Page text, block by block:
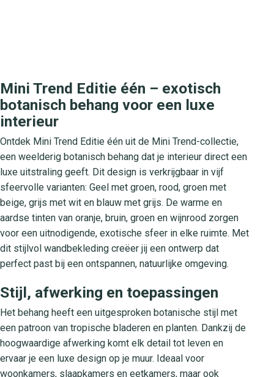
Mini Trend Editie één – exotisch
botanisch behang voor een luxe
interieur
Ontdek Mini Trend Editie één uit de Mini Trend-collectie,
een weelderig botanisch behang dat je interieur direct een
luxe uitstraling geeft. Dit design is verkrijgbaar in vijf
sfeervolle varianten: Geel met groen, rood, groen met
beige, grijs met wit en blauw met grijs. De warme en
aardse tinten van oranje, bruin, groen en wijnrood zorgen
voor een uitnodigende, exotische sfeer in elke ruimte. Met
dit stijlvol wandbekleding creëer jij een ontwerp dat
perfect past bij een ontspannen, natuurlijke omgeving.
Stijl, afwerking en toepassingen
Het behang heeft een uitgesproken botanische stijl met
een patroon van tropische bladeren en planten. Dankzij de
hoogwaardige afwerking komt elk detail tot leven en
ervaar je een luxe design op je muur. Ideaal voor
woonkamers, slaapkamers en eetkamers, maar ook